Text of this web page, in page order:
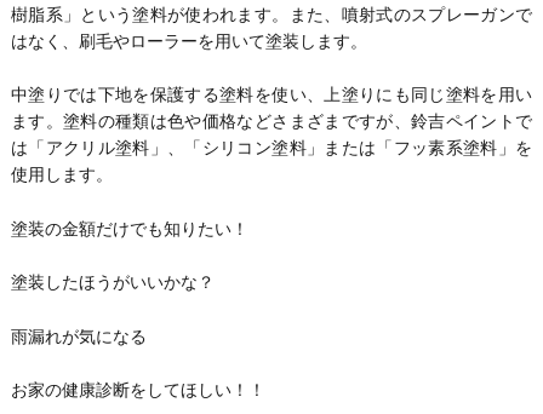
樹脂系」という塗料が使われます。また、噴射式のスプレーガンで
はなく、刷毛やローラーを用いて塗装します。
中塗りでは下地を保護する塗料を使い、上塗りにも同じ塗料を用い
ます。塗料の種類は色や価格などさまざまですが、鈴吉ペイントで
は「アクリル塗料」、「シリコン塗料」または「フッ素系塗料」を
使用します。
塗装の金額だけでも知りたい！
塗装したほうがいいかな？
雨漏れが気になる
お家の健康診断をしてほしい！！